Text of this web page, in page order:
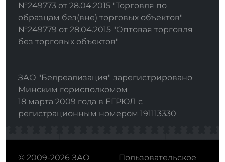
№249773 от 28.04.2015 "Торговля по
образцам без(вне) торговых объектов"
№249779 от 28.04.2015 "Оптовая торговля
без торговых объектов"
ЗАО "Белреализация" зарегистрировано
Минским горисполкомом
18 марта 2009 года в ЕГРЮЛ с
регистрационным номером 191113330
© 2009-2026 ЗАО
Пользовательское